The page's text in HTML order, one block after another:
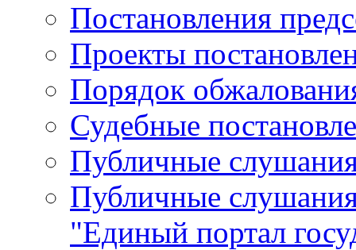
Постановления
Проекты
Порядок
Судебные
Публичные
Публичные
"Единый портал